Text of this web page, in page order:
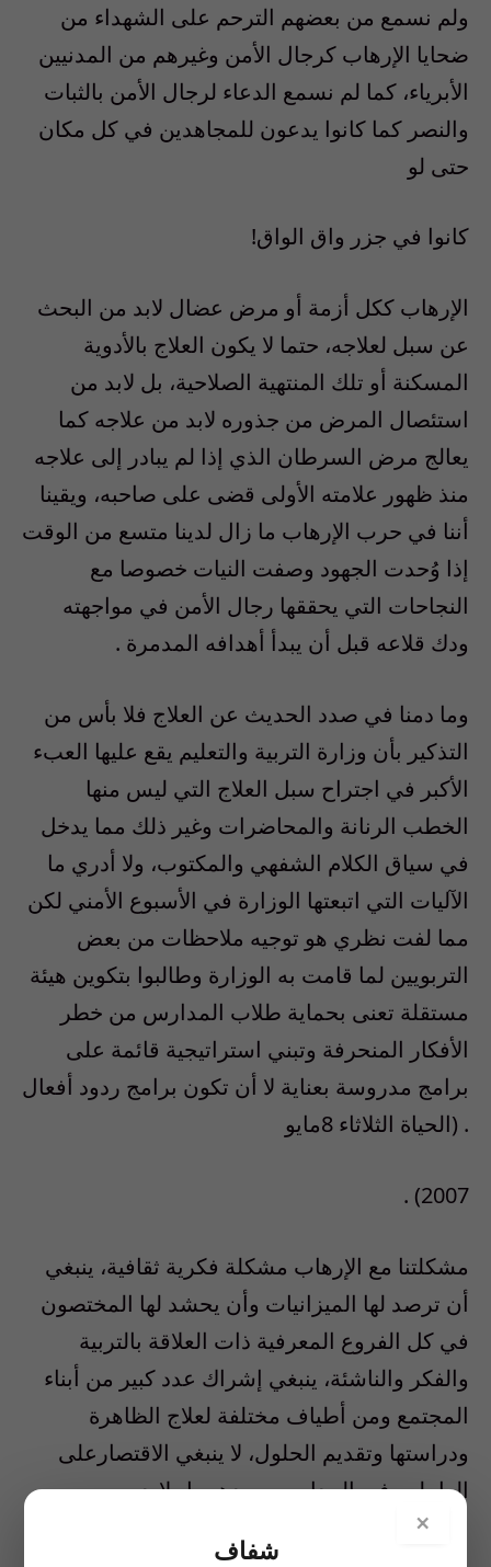
ولم نسمع من بعضهم الترحم على الشهداء من
ضحايا الإرهاب كرجال الأمن وغيرهم من المدنيين
الأبرياء، كما لم نسمع الدعاء لرجال الأمن بالثبات
والنصر كما كانوا يدعون للمجاهدين في كل مكان
حتى لو
كانوا في جزر واق الواق!
الإرهاب ككل أزمة أو مرض عضال لابد من البحث
عن سبل لعلاجه، حتما لا يكون العلاج بالأدوية
المسكنة أو تلك المنتهية الصلاحية، بل لابد من
استئصال المرض من جذوره لابد من علاجه كما
يعالج مرض السرطان الذي إذا لم يبادر إلى علاجه
منذ ظهور علامته الأولى قضى على صاحبه، ويقينا
أننا في حرب الإرهاب ما زال لدينا متسع من الوقت
إذا وُحدت الجهود وصفت النيات خصوصا مع
النجاحات التي يحققها رجال الأمن في مواجهته
ودك قلاعه قبل أن يبدأ أهدافه المدمرة .
وما دمنا في صدد الحديث عن العلاج فلا بأس من
التذكير بأن وزارة التربية والتعليم يقع عليها العبء
الأكبر في اجتراح سبل العلاج التي ليس منها
الخطب الرنانة والمحاضرات وغير ذلك مما يدخل
في سياق الكلام الشفهي والمكتوب، ولا أدري ما
الآليات التي اتبعتها الوزارة في الأسبوع الأمني لكن
مما لفت نظري هو توجيه ملاحظات من بعض
التربويين لما قامت به الوزارة وطالبوا بتكوين هيئة
مستقلة تعنى بحماية طلاب المدارس من خطر
الأفكار المنحرفة وتبني استراتيجية قائمة على
برامج مدروسة بعناية لا أن تكون برامج ردود أفعال
. (الحياة الثلاثاء 8مايو
2007) .
مشكلتنا مع الإرهاب مشكلة فكرية ثقافية، ينبغي
أن ترصد لها الميزانيات وأن يحشد لها المختصون
في كل الفروع المعرفية ذات العلاقة بالتربية
والفكر والناشئة، ينبغي إشراك عدد كبير من أبناء
المجتمع ومن أطياف مختلفة لعلاج الظاهرة
ودراستها وتقديم الحلول، لا ينبغي الاقتصارعلى
العاملين في المدارس وحدهم بل لابد من
الاستفادة من خبرات الآخرين ومعارفهم .
×
شفاف